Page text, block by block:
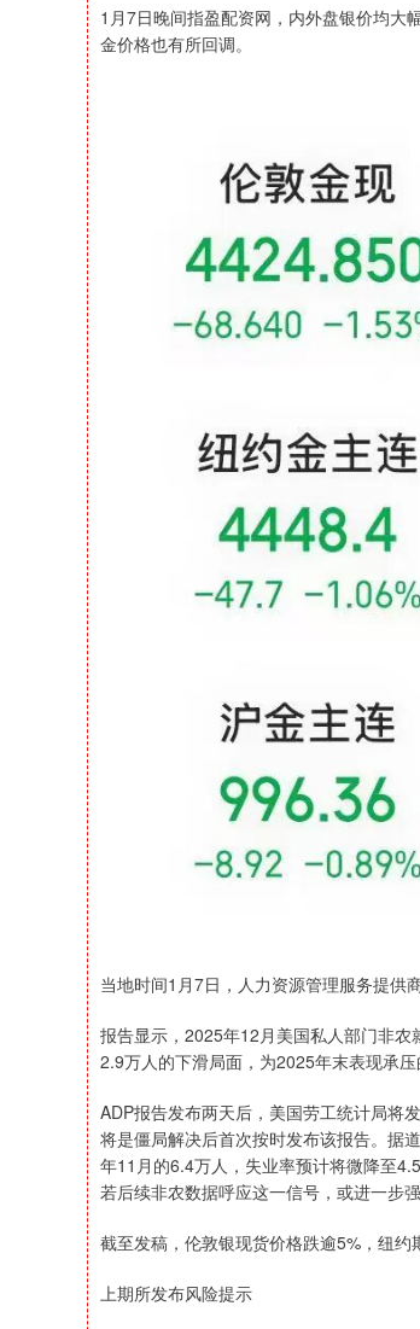
1月7日晚间指盈配资网，内外盘银价均大
金价格也有所回调。
当地时间1月7日，人力资源管理服务提供
报告显示，2025年12月美国私人部门非
2.9万人的下滑局面，为2025年末表现承压
ADP报告发布两天后，美国劳工统计局将
将是僵局解决后首次按时发布该报告。据
年11月的6.4万人，失业率预计将微降至
若后续非农数据呼应这一信号，或进一步
截至发稿，伦敦银现货价格跌逾5%，纽约
上期所发布风险提示